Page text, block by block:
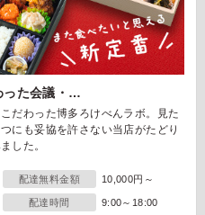
った会議・…
だわった博多ろけべんラボ。見た
にも妥協を許さない当店がたどり
した。
配達無料金額 10,000円～
配達時間 9:00～18:00